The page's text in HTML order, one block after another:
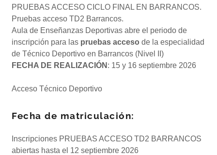
PRUEBAS ACCESO CICLO FINAL EN BARRANCOS.
Pruebas acceso TD2 Barrancos.
Aula de Enseñanzas Deportivas abre el periodo de
inscripción para las pruebas acceso de la especialidad
de Técnico Deportivo en Barrancos (Nivel II)
FECHA DE REALIZACIÓN : 15 y 16 septiembre 2026
Acceso Técnico Deportivo
Fecha de matriculación:
Inscripciones PRUEBAS ACCESO TD2 BARRANCOS
abiertas hasta el 12 septiembre 2026